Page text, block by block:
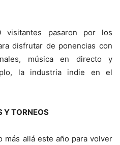
pasaron por los
disfrutar de ponencias con
música en directo y
la industria indie en el
Y TORNEOS
más allá este año para volver